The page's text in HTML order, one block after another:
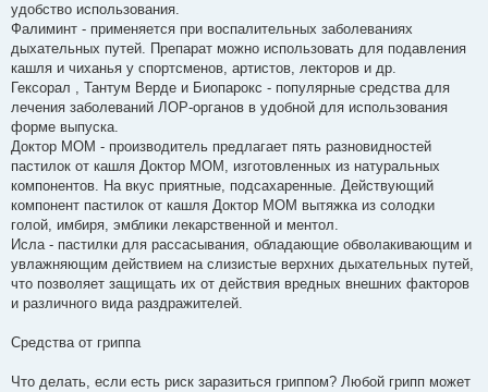
удобство использования.
Фалиминт - применяется при воспалительных заболеваниях
дыхательных путей. Препарат можно использовать для подавления
кашля и чиханья у спортсменов, артистов, лекторов и др.
Гексорал , Тантум Верде и Биопарокс - популярные средства для
лечения заболеваний ЛОР-органов в удобной для использования
форме выпуска.
Доктор МОМ - производитель предлагает пять разновидностей
пастилок от кашля Доктор МОМ, изготовленных из натуральных
компонентов. На вкус приятные, подсахаренные. Действующий
компонент пастилок от кашля Доктор МОМ вытяжка из солодки
голой, имбиря, эмблики лекарственной и ментол.
Исла - пастилки для рассасывания, обладающие обволакивающим и
увлажняющим действием на слизистые верхних дыхательных путей,
что позволяет защищать их от действия вредных внешних факторов
и различного вида раздражителей.
Средства от гриппа
Что делать, если есть риск заразиться гриппом? Любой грипп может